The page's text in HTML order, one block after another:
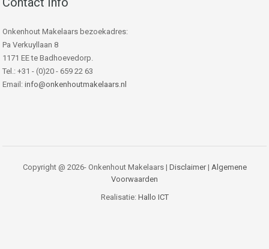
Onkenhout Makelaars bezoekadres:
Pa Verkuyllaan 8
1171 EE te Badhoevedorp.
Tel.: +31 - (0)20 - 659 22 63
Email: info@onkenhoutmakelaars.nl
Copyright @ 2026- Onkenhout Makelaars | Disclaimer| Algemene
Voorwaarden
Realisatie: Hallo ICT